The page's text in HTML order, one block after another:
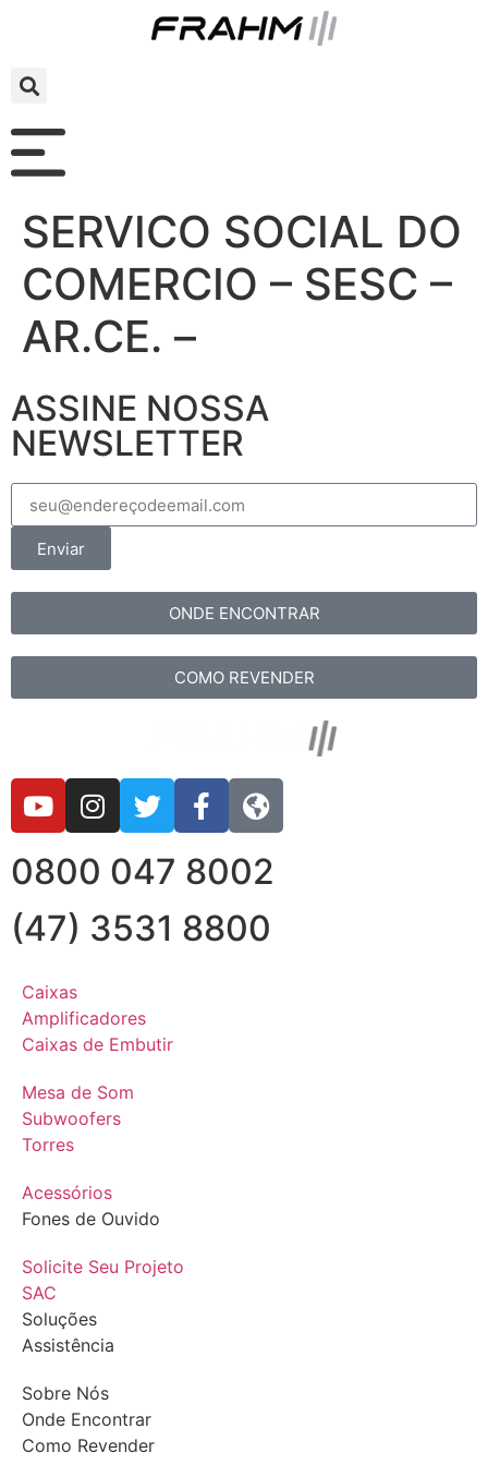
SERVICO SOCIAL DO
COMERCIO – SESC –
AR.CE. –
ASSINE NOSSA
NEWSLETTER
Enviar
ONDE ENCONTRAR
COMO REVENDER
0800 047 8002
(47) 3531 8800
Caixas
Amplificadores
Caixas de Embutir
Mesa de Som
Subwoofers
Torres
Acessórios
Fones de Ouvido
Solicite Seu Projeto
SAC
Soluções
Assistência
Sobre Nós
Onde Encontrar
Como Revender